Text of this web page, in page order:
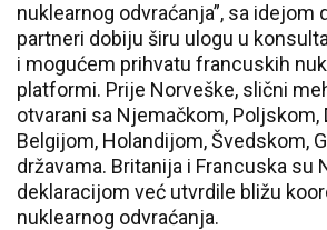
nuklearnog odvraćanja”, sa idejom
partneri dobiju širu ulogu u
i mogućem prihvatu francuskih
platformi. Prije Norveške, slični
otvarani sa Njemačkom, Poljskom,
Belgijom, Holandijom, Švedskom,
državama. Britanija i Francuska su
deklaracijom već utvrdile bližu
nuklearnog odvraćanja.